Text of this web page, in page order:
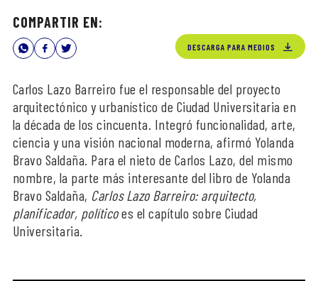
COMPARTIR EN:
DESCARGA PARA MEDIOS
Carlos Lazo Barreiro fue el responsable del proyecto
arquitectónico y urbanístico de Ciudad Universitaria en
la década de los cincuenta. Integró funcionalidad, arte,
ciencia y una visión nacional moderna, afirmó Yolanda
Bravo Saldaña. Para el nieto de Carlos Lazo, del mismo
nombre, la parte más interesante del libro de Yolanda
Bravo Saldaña, Carlos Lazo Barreiro: arquitecto,
planificador, políticoes el capítulo sobre Ciudad
Universitaria.